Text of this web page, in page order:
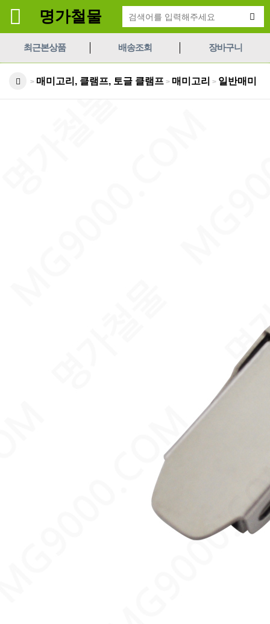
명가철물
최근본상품 배송조회 장바구니
> 매미고리, 클램프, 토글 클램프 > 매미고리 > 일반매미